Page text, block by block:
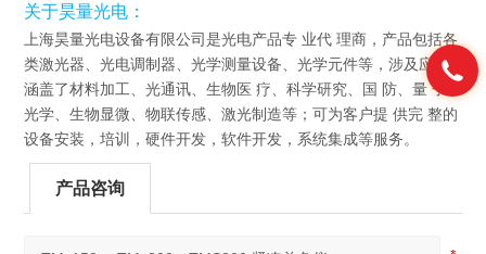
关于昊量光电：
上海昊量光电设备有限公司是光电产品专 业代 理商，产品包括各
类激光器、光电调制器、光学测量设备、光学元件等，涉及应用
涵盖了材料加工、光通讯、生物医 疗、科学研究、国 防、量 子
光学、生物显微、物联传感、激光制造等；可为客户提 供完 整的
设备安装，培训，硬件开发，软件开发，系统集成等服务。
产品咨询